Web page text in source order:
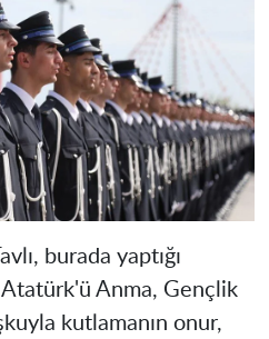
burada yaptığı
Atatürk'ü Anma, Gençlik
kutlamanın onur,